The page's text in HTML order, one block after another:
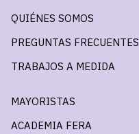
QUIÉNES SOMOS
PREGUNTAS FRECUENTES
TRABAJOS A MEDIDA
MAYORISTAS
ACADEMIA FERA